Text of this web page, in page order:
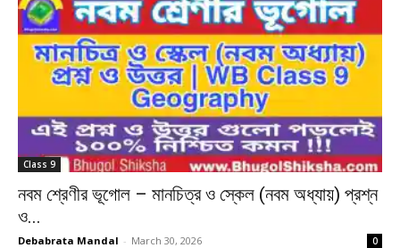
Class 9
নবম শ্রেণীর ভূগোল – মানচিত্র ও স্কেল (নবম অধ্যায়) প্রশ্ন
ও...
Debabrata Mandal - March 30, 2026 0